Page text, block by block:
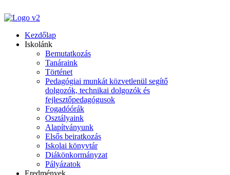
Kezdőlap
Iskolánk
Bemutatkozás
Tanáraink
Történet
Pedagógiai munkát közvetlenül segítő
dolgozók, technikai dolgozók és
fejlesztőpedagógusok
Fogadóórák
Osztályaink
Alapítványunk
Elsős beiratkozás
Iskolai könyvtár
Diákönkormányzat
Pályázatok
Eredmények